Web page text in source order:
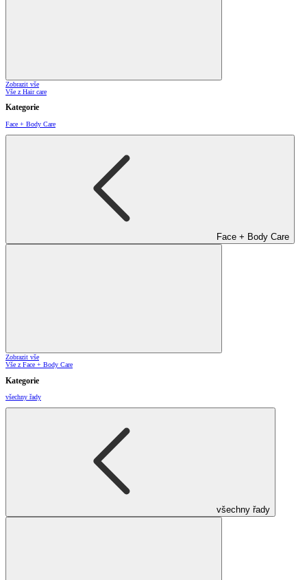
Zobrazit vše
Vše z Hair care
Kategorie
Face + Body Care
Face + Body Care
Zobrazit vše
Vše z Face + Body Care
Kategorie
všechny řady
všechny řady